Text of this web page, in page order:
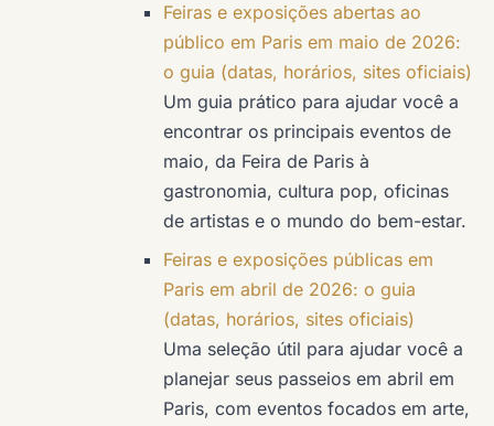
Feiras e exposições abertas ao
público em Paris em maio de 2026:
o guia (datas, horários, sites oficiais)
Um guia prático para ajudar você a
encontrar os principais eventos de
maio, da Feira de Paris à
gastronomia, cultura pop, oficinas
de artistas e o mundo do bem-estar.
Feiras e exposições públicas em
Paris em abril de 2026: o guia
(datas, horários, sites oficiais)
Uma seleção útil para ajudar você a
planejar seus passeios em abril em
Paris, com eventos focados em arte,